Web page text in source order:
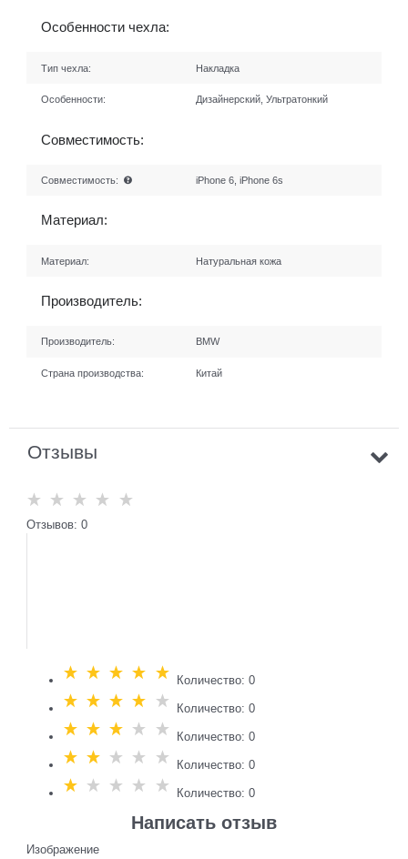
Особенности чехла:
Тип чехла: Накладка
Особенности: Дизайнерский, Ультратонкий
Совместимость:
Совместимость: iPhone 6, iPhone 6s
Материал:
Материал: Натуральная кожа
Производитель:
Производитель: BMW
Страна производства: Китай
Отзывы
Отзывов: 0
Количество: 0
Количество: 0
Количество: 0
Количество: 0
Количество: 0
Написать отзыв
Изображение